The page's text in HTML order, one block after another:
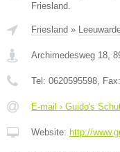
Friesland.
Friesland »
Archimedesweg 18,
Tel: 0620595598, Fax:
E-mail › Guido's
Website: http://